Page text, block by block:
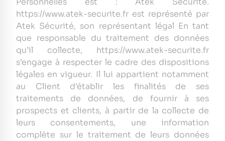
https://www.atek-securite.fr est représenté par
Atek Sécurité, son représentant légal En tant
que responsable du traitement des données
qu’il collecte, https://www.atek-securite.fr
s’engage à respecter le cadre des dispositions
légales en vigueur. Il lui appartient notamment
au Client d’établir les finalités de ses
traitements de données, de fournir à ses
prospects et clients, à partir de la collecte de
leurs consentements, une information
complète sur le traitement de leurs données